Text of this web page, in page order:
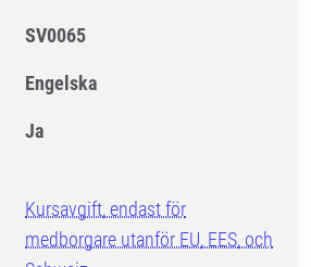
SV0065
Engelska
Ja
Kursavgift, endast för
medborgare utanför EU, EES, och